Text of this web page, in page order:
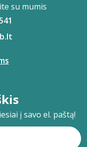
su mumis
į savo el. paštą!